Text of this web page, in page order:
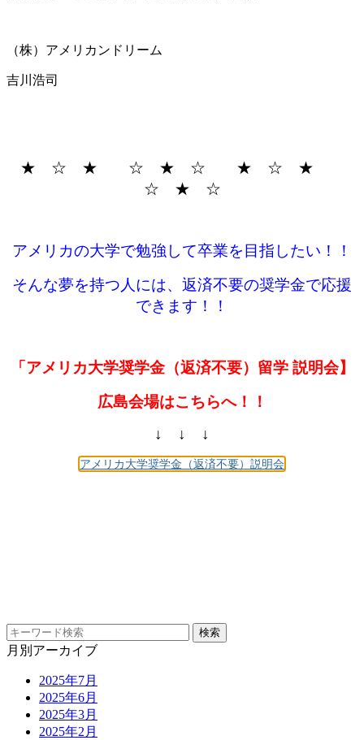
（株）アメリカンドリーム
吉川浩司
★ ☆ ★ ☆ ★ ☆ ★ ☆ ★
☆ ★ ☆
アメリカの大学で勉強して卒業を目指したい！！
そんな夢を持つ人には、返済不要の奨学金で応援
できます！！
「アメリカ大学奨学金（返済不要）留学 説明会】
広島会場はこちらへ！！
↓ ↓ ↓
アメリカ大学奨学金（返済不要）説明会
月別アーカイブ
2025年7月
2025年6月
2025年3月
2025年2月